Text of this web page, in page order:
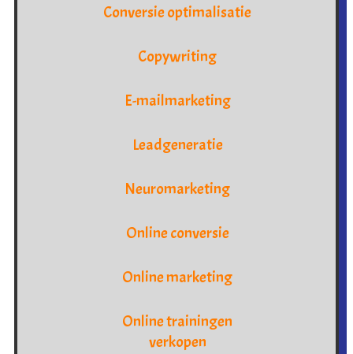
Conversie optimalisatie
Copywriting
E-mailmarketing
Leadgeneratie
Neuromarketing
Online conversie
Online marketing
Online trainingen
verkopen